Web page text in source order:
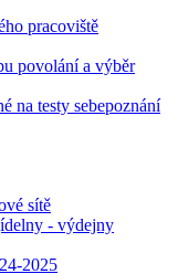
pracoviště
povolání a výběr
na testy sebepoznání
sítě
- výdejny
2025